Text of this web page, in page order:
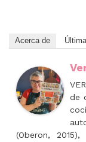
Acerca de
de
(Oberon,